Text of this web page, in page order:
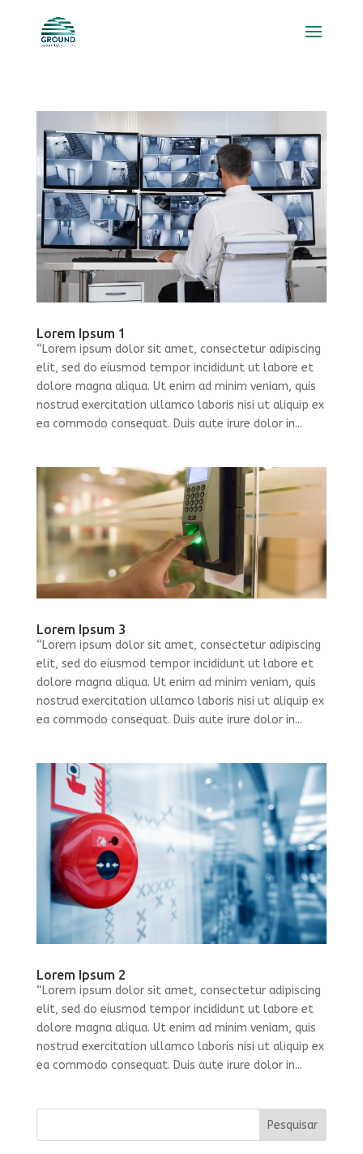
Lorem Ipsum 1
“Lorem ipsum dolor sit amet, consectetur adipiscing
elit, sed do eiusmod tempor incididunt ut labore et
dolore magna aliqua. Ut enim ad minim veniam, quis
nostrud exercitation ullamco laboris nisi ut aliquip ex
ea commodo consequat. Duis aute irure dolor in...
Lorem Ipsum 3
“Lorem ipsum dolor sit amet, consectetur adipiscing
elit, sed do eiusmod tempor incididunt ut labore et
dolore magna aliqua. Ut enim ad minim veniam, quis
nostrud exercitation ullamco laboris nisi ut aliquip ex
ea commodo consequat. Duis aute irure dolor in...
Lorem Ipsum 2
“Lorem ipsum dolor sit amet, consectetur adipiscing
elit, sed do eiusmod tempor incididunt ut labore et
dolore magna aliqua. Ut enim ad minim veniam, quis
nostrud exercitation ullamco laboris nisi ut aliquip ex
ea commodo consequat. Duis aute irure dolor in...